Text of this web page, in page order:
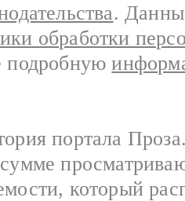
.
обработки
подробную
портала
который